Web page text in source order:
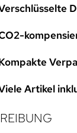
Artikel